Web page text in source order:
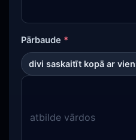
Pārbaude *
divi saskaitīt kopā ar